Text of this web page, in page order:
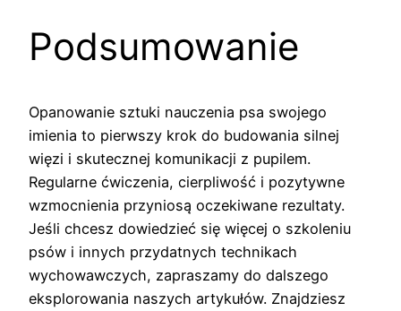
Podsumowanie
Opanowanie sztuki nauczenia psa swojego
imienia to pierwszy krok do budowania silnej
więzi i skutecznej komunikacji z pupilem.
Regularne ćwiczenia, cierpliwość i pozytywne
wzmocnienia przyniosą oczekiwane rezultaty.
Jeśli chcesz dowiedzieć się więcej o szkoleniu
psów i innych przydatnych technikach
wychowawczych, zapraszamy do dalszego
eksplorowania naszych artykułów. Znajdziesz